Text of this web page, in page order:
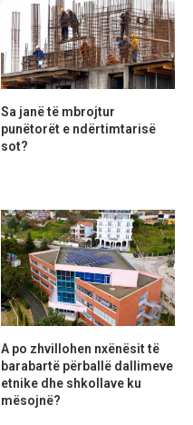
Sa janë të mbrojtur
punëtorët e ndërtimtarisë
sot?
A po zhvillohen nxënësit të
barabartë përballë dallimeve
etnike dhe shkollave ku
mësojnë?